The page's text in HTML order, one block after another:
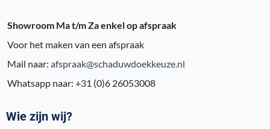
Showroom Ma t/m Za enkel op afspraak
Voor het maken van een afspraak
Mail naar: afspraak@schaduwdoekkeuze.nl
Whatsapp naar: +31 (0)6 26053008
Wie zijn wij?